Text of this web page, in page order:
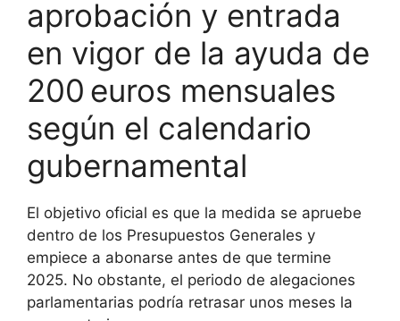
aprobación y entrada
en vigor de la ayuda de
200 euros mensuales
según el calendario
gubernamental
El objetivo oficial es que la medida se apruebe
dentro de los Presupuestos Generales y
empiece a abonarse antes de que termine
2025. No obstante, el periodo de alegaciones
parlamentarias podría retrasar unos meses la